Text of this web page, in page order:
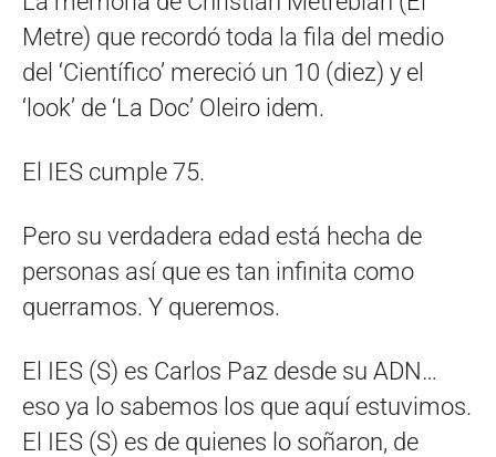
Metre) que recordó toda la fila del medio
del ‘Científico’ mereció un 10 (diez) y el
‘look’ de ‘La Doc’ Oleiro idem.
El IES cumple 75.
Pero su verdadera edad está hecha de
personas así que es tan infinita como
querramos. Y queremos.
El IES (S) es Carlos Paz desde su ADN…
eso ya lo sabemos los que aquí estuvimos.
El IES (S) es de quienes lo soñaron, de